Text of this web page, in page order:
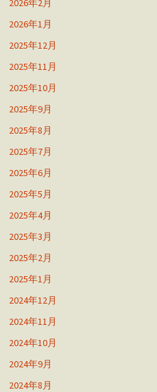
2026年2月
2026年1月
2025年12月
2025年11月
2025年10月
2025年9月
2025年8月
2025年7月
2025年6月
2025年5月
2025年4月
2025年3月
2025年2月
2025年1月
2024年12月
2024年11月
2024年10月
2024年9月
2024年8月